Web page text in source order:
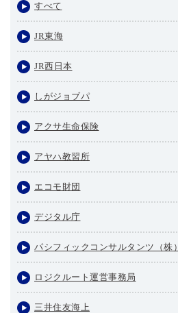
すべて
JR東海
JR西日本
しがジョブパ
アクサ生命保険
アヤハ教習所
エコモ財団
デジタル庁
パシフィックコンサルタンツ（株）
ロジクルート運営事務局
三井住友海上